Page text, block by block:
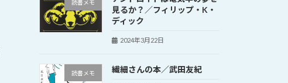
読書メモ
見るか？／フィリップ・K・
ディック
2024年3月22日
読書メモ 繊細さんの本／武田友紀